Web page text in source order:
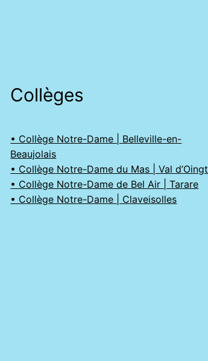
Collèges
• Collège Notre-Dame | Belleville-en-
Beaujolais
• Collège Notre-Dame du Mas | Val d’Oingt
• Collège Notre-Dame de Bel Air | Tarare
• Collège Notre-Dame | Claveisolles